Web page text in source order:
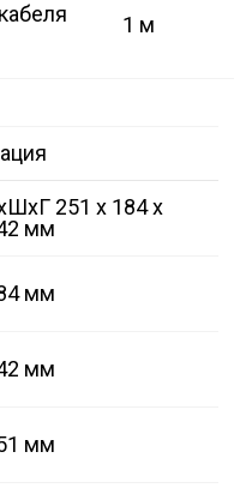
1 м
251 х 184 х
мм
мм
мм
мм